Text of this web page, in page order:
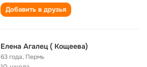
Добавить в друзья
Елена Агалец ( Кощеева)
63 года, Пермь